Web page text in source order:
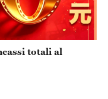
totali al